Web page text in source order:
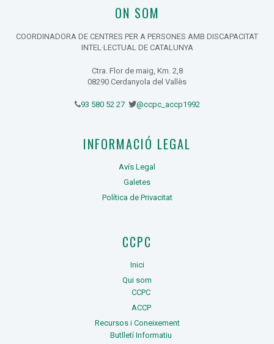
ON SOM
COORDINADORA DE CENTRES PER A PERSONES AMB DISCAPACITAT
INTEL·LECTUAL DE CATALUNYA
Ctra. Flor de maig, Km. 2,8
08290 Cerdanyola del Vallès
93 580 52 27 @ccpc_accp1992
INFORMACIÓ LEGAL
Avís Legal
Galetes
Política de Privacitat
CCPC
Inici
Qui som
CCPC
ACCP
Recursos i Coneixement
Butlletí Informatiu